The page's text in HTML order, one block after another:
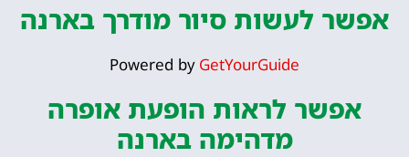
אפשר לעשות סיור מודרך בארנה
Powered by GetYourGuide
אפשר לראות הופעת אופרה
מדהימה בארנה